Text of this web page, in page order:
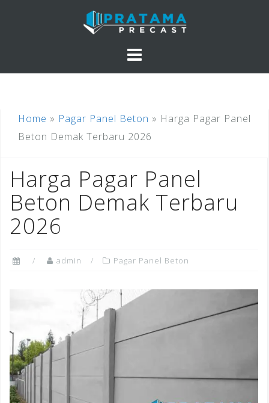
Home » Pagar Panel Beton » Harga Pagar Panel
Beton Demak Terbaru 2026
Harga Pagar Panel
Beton Demak Terbaru
2026
admin Pagar Panel Beton